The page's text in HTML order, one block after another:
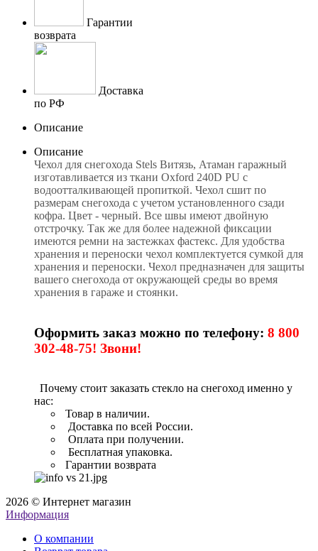
Гарантии
возврата
Доставка
по РФ
Описание
Описание
Чехол для снегохода Stels Витязь, Атаман гаражный
изготавливается из ткани Oxford 240D PU с
водоотталкивающей пропиткой. Чехол сшит по
размерам снегохода с учетом установленного сзади
кофра. Цвет - черный. Все швы имеют двойную
отстрочку. Так же для более надежной фиксации
имеются ремни на застежках фастекс. Для удобства
хранения и переноски чехол комплектуется сумкой для
хранения и переноски. Чехол предназначен для защиты
вашего снегохода от окружающей среды во время
хранения в гараже и стоянки.
Оформить заказ можно по телефону: 8 800
302-48-75! Звони!
Почему стоит заказать стекло на снегоход именно у
нас:
Товар в наличии.
Доставка по всей России.
Оплата при получении.
Бесплатная упаковка.
Гарантии возврата
2026 © Интернет магазин
Информация
О компании